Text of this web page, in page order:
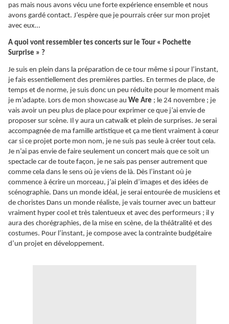
pas mais nous avons vécu une forte expérience ensemble et nous
avons gardé contact. J’espère que je pourrais créer sur mon projet
avec eux…
A quoi vont ressembler tes concerts sur le Tour « Pochette
Surprise » ?
Je suis en plein dans la préparation de ce tour même si pour l’instant,
je fais essentiellement des premières parties. En termes de place, de
temps et de norme, je suis donc un peu réduite pour le moment mais
je m’adapte. Lors de mon showcase au We Are ; le 24 novembre ; je
vais avoir un peu plus de place pour exprimer ce que j’ai envie de
proposer sur scène. Il y aura un catwalk et plein de surprises. Je serai
accompagnée de ma famille artistique et ça me tient vraiment à cœur
car si ce projet porte mon nom, je ne suis pas seule à créer tout cela.
Je n’ai pas envie de faire seulement un concert mais que ce soit un
spectacle car de toute façon, je ne sais pas penser autrement que
comme cela dans le sens où je viens de là. Dès l’instant où je
commence à écrire un morceau, j’ai plein d’images et des idées de
scénographie. Dans un monde idéal, je serai entourée de musiciens et
de choristes Dans un monde réaliste, je vais tourner avec un batteur
vraiment hyper cool et très talentueux et avec des performeurs ; il y
aura des chorégraphies, de la mise en scène, de la théâtralité et des
costumes. Pour l’instant, je compose avec la contrainte budgétaire
d’un projet en développement.